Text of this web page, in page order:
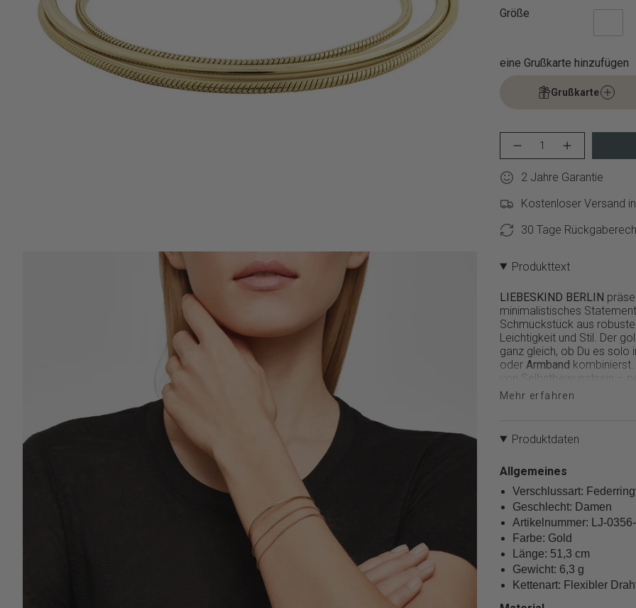
Größe
eine Grußkarte hinzufügen
Grußkarte
cart\">
quantity
</span>
Warenkorb",
"decrease"=>"Menge
{{
product
}}
verringern",
"multiples_of"=>"Schritte
von
quantity
von
}}",
"maximum_of"=>"Maximum
von
quantity
}}"}
Menge
für
BERLIN
The
verringern
Schaltfläche
-
BERLIN
Armband
The
Sleek">
2 Jahre Garantie
Kostenloser Versand
30 Tage
Produkttext
LIEBESKIND BERLIN
minimalistisches
Schmuckstück aus
Leichtigkeit und Stil. Der
ganz gleich, ob Du es
oder Armband kombinierst.
von Selbstbewusstsein –
für jeden Tag mit dem
Mehr erfahren
Produktdaten
Allgemeines
Verschlussart:
Geschlecht: Damen
Artikelnummer: LJ-
Farbe: Gold
Länge: 51,3 cm
Gewicht: 6,3 g
Kettenart: Flexibler